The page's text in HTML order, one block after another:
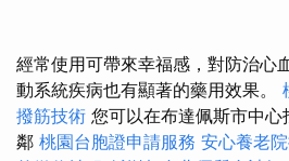
經常使用可帶來幸福感，對防治心
動系統疾病也有顯著的藥用效果。
撥筋技術 您可以在布達佩斯市中
鄰 桃園台胞證申請服務 安心養老